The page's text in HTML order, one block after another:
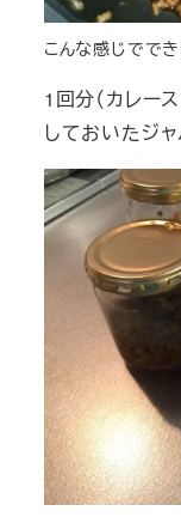
こんな感じででき
1回分（カレー
しておいたジ